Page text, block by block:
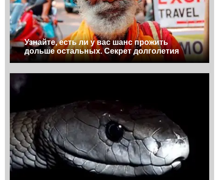
Узнайте, есть ли у вас шанс прожить
дольше остальных. Секрет долголетия